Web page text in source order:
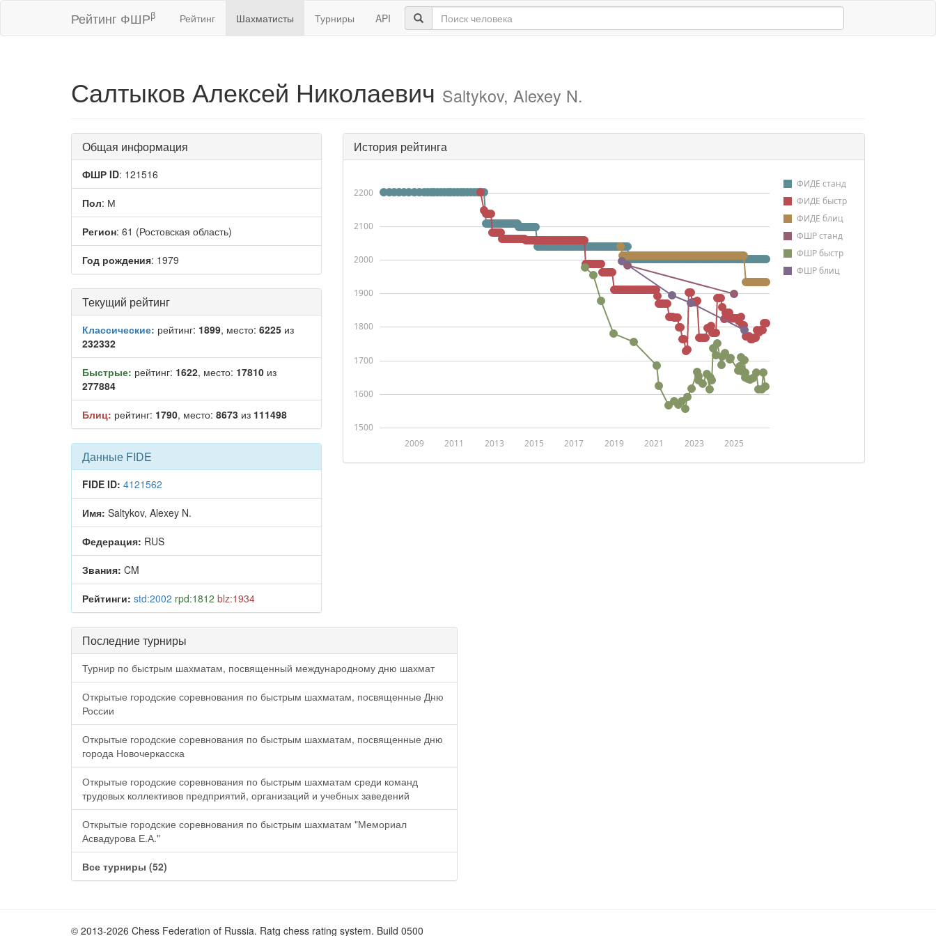
Рейтинг ФШРβ Рейтинг Шахматисты Турниры API
Салтыков Алексей Николаевич Saltykov, Alexey N.
Общая информация
ФШР ID: 121516
Пол: М
Регион: 61 (Ростовская область)
Год рождения: 1979
Текущий рейтинг
Классические: рейтинг: 1899, место: 6225 из
232332
Быстрые: рейтинг: 1622, место: 17810 из
277884
Блиц: рейтинг: 1790, место: 8673 из 111498
Данные FIDE
FIDE ID: 4121562
Имя: Saltykov, Alexey N.
Федерация: RUS
Звания: CM
Рейтинги: std:2002 rpd:1812 blz:1934
История рейтинга
ФИДЕ станд
ФИДЕ быстр
ФИДЕ блиц
ФШР станд
ФШР быстр
ФШР блиц
2009 2011 2013 2015 2017 2019 2021 2023 2025
1500
1600
1700
1800
1900
2000
2100
2200
Последние турниры
Турнир по быстрым шахматам, посвященный международному дню шахмат
Открытые городские соревнования по быстрым шахматам, посвященные Дню
России
Открытые городские соревнования по быстрым шахматам, посвященные дню
города Новочеркасска
Открытые городские соревнования по быстрым шахматам среди команд
трудовых коллективов предприятий, организаций и учебных заведений
Открытые городские соревнования по быстрым шахматам "Мемориал
Асвадурова Е.А."
Все турниры (52)
© 2013-2026 Chess Federation of Russia. Ratg chess rating system. Build 0500